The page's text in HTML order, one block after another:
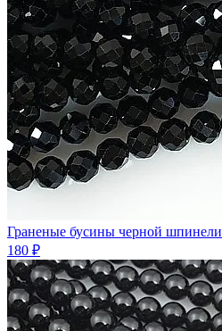
Граненые бусины черной шпинели
180 ₽